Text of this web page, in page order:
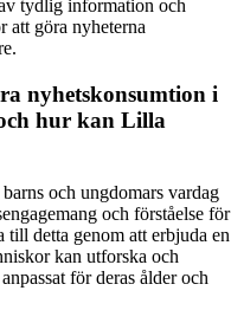
tydlig information och
att göra nyheterna
nyhetskonsumtion i
hur kan Lilla
och ungdomars vardag
och förståelse för
detta genom att erbjuda en
kan utforska och
för deras ålder och